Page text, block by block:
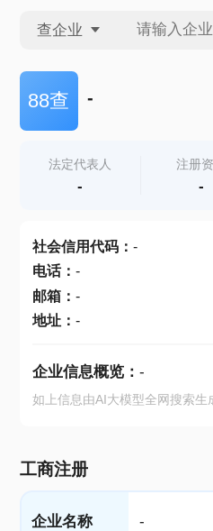
查企业
查企业
查产地
88查 -
法定代表人
-
注册
-
社会信用代码： -
电话： -
邮箱： -
地址： -
企业信息概览： -
如上信息由AI大模型全网搜索生
工商注册
企业名称 -